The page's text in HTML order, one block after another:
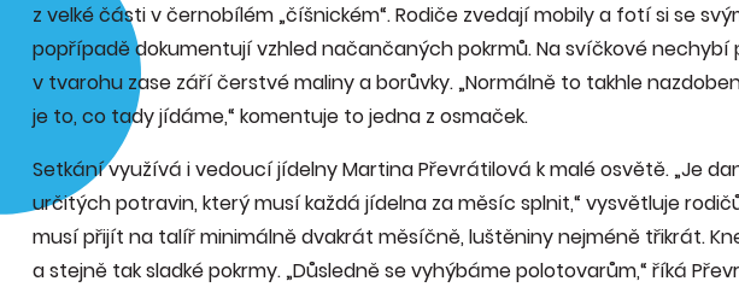
z velké části v černobílém „číšnickém“. Rodiče zvedají mobily a fotí si se
popřípadě dokumentují vzhled načančaných pokrmů. Na svíčkové nechybí
v tvarohu zase září čerstvé maliny a borůvky. „Normálně to takhle
je to, co tady jídáme,“ komentuje to jedna z osmaček.
Setkání využívá i vedoucí jídelny Martina Převrátilová k malé osvětě. „Je
určitých potravin, který musí každá jídelna za měsíc splnit,“ vysvětluje
musí přijít na talíř minimálně dvakrát měsíčně, luštěniny nejméně třikrát.
a stejně tak sladké pokrmy. „Důsledně se vyhýbáme polotovarům,“ říká